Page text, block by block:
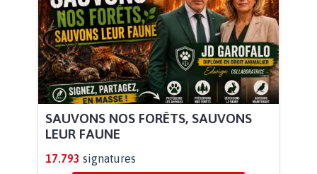
SAUVONS NOS FORÊTS, SAUVONS
LEUR FAUNE
17.793 signatures